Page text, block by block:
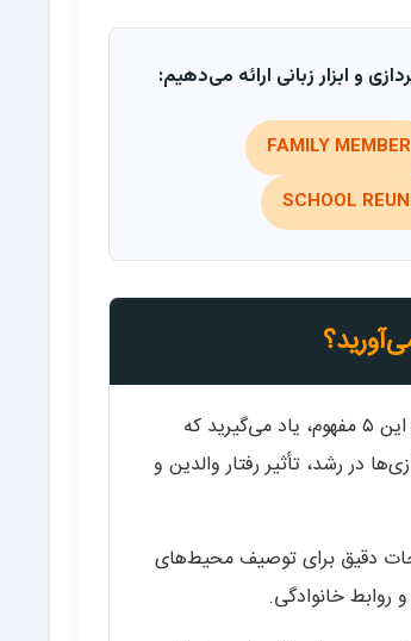
FAMILY MEMBER
SCHOOL
برای هر یک از این ۵ مفهوم، یاد می‌گیرید که
در رشد، تأثیر رفتار والدین و
دقیق برای توصیف محیط‌های
روابط خانوادگی.